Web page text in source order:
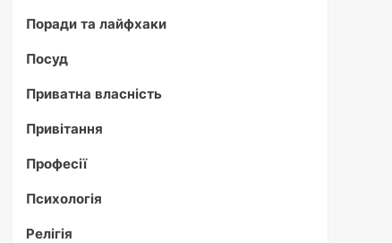
Поради та лайфхаки
Посуд
Приватна власність
Привітання
Професії
Психологія
Релігія